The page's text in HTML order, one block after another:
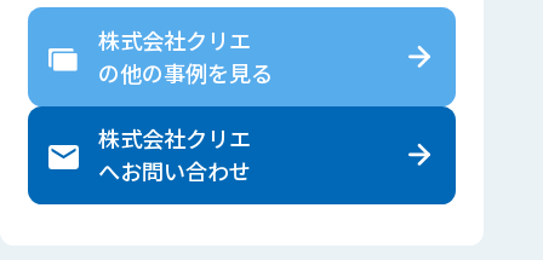
株式会社クリエ
の他の事例を見る
株式会社クリエ
へお問い合わせ